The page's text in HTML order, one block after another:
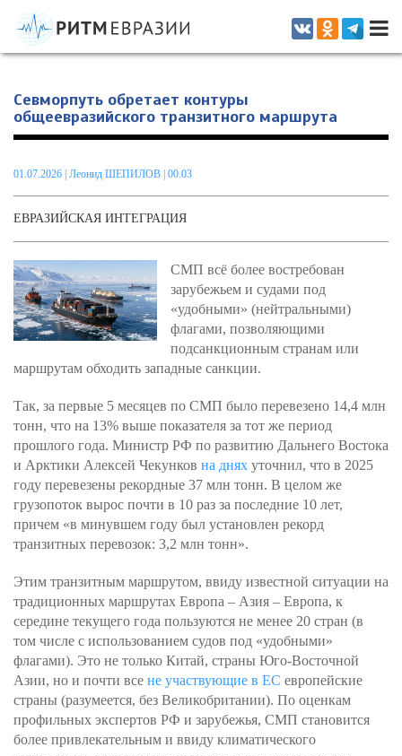
Информационно-аналитическое издание, посвященное актуальным
проблемам интеграции на постсоветском пространстве
Севморпуть обретает контуры
общеевразийского транзитного маршрута
01.07.2026 Леонид ШЕПИЛОВ | 00.03
ЕВРАЗИЙСКАЯ ИНТЕГРАЦИЯ
СМП всё более востребован
зарубежьем и судами под
«удобными» (нейтральными)
флагами, позволяющими
подсанкционным странам или
маршрутам обходить западные санкции.
Так, за первые 5 месяцев по СМП было перевезено 14,4 млн
тонн, что на 13% выше показателя за тот же период
прошлого года. Министр РФ по развитию Дальнего Востока
и Арктики Алексей Чекунков на днях уточнил, что в 2025
году перевезены рекордные 37 млн тонн. В целом же
грузопоток вырос почти в 10 раз за последние 10 лет,
причем «в минувшем году был установлен рекорд
транзитных перевозок: 3,2 млн тонн».
Этим транзитным маршрутом, ввиду известной ситуации на
традиционных маршрутах Европа – Азия – Европа, к
середине текущего года пользуются не менее 20 стран (в
том числе с использованием судов под «удобными»
флагами). Это не только Китай, страны Юго-Восточной
Азии, но и почти все не участвующие в ЕС европейские
страны (разумеется, без Великобритании). По оценкам
профильных экспертов РФ и зарубежья, СМП становится
более привлекательным и ввиду климатического